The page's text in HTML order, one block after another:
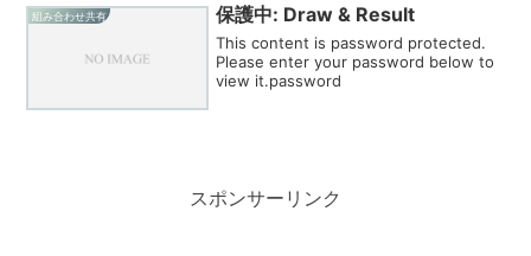
組み合わせ共有 保護中: Draw & Result
This content is password protected.
Please enter your password below to
view it.password
スポンサーリンク